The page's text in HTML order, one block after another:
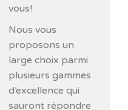
vous!
Nous vous
proposons un
large choix parmi
plusieurs gammes
d’excellence qui
sauront répondre